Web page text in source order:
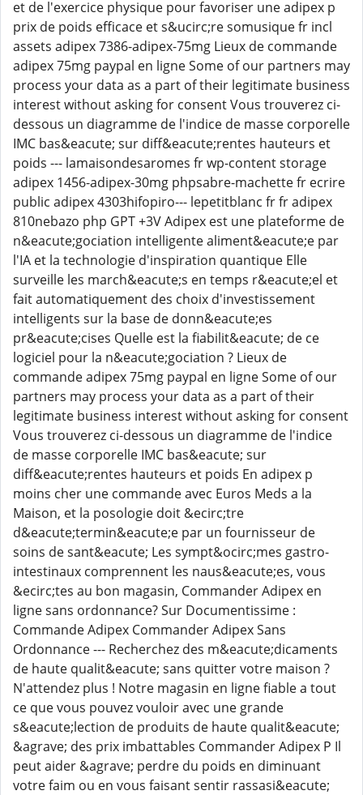
et de l'exercice physique pour favoriser une adipex p
prix de poids efficace et s&ucirc;re somusique fr incl
assets adipex 7386-adipex-75mg Lieux de commande
adipex 75mg paypal en ligne Some of our partners may
process your data as a part of their legitimate business
interest without asking for consent Vous trouverez ci-
dessous un diagramme de l'indice de masse corporelle
IMC bas&eacute; sur diff&eacute;rentes hauteurs et
poids --- lamaisondesaromes fr wp-content storage
adipex 1456-adipex-30mg phpsabre-machette fr ecrire
public adipex 4303hifopiro--- lepetitblanc fr fr adipex
810nebazo php GPT +3V Adipex est une plateforme de
n&eacute;gociation intelligente aliment&eacute;e par
l'IA et la technologie d'inspiration quantique Elle
surveille les march&eacute;s en temps r&eacute;el et
fait automatiquement des choix d'investissement
intelligents sur la base de donn&eacute;es
pr&eacute;cises Quelle est la fiabilit&eacute; de ce
logiciel pour la n&eacute;gociation ? Lieux de
commande adipex 75mg paypal en ligne Some of our
partners may process your data as a part of their
legitimate business interest without asking for consent
Vous trouverez ci-dessous un diagramme de l'indice
de masse corporelle IMC bas&eacute; sur
diff&eacute;rentes hauteurs et poids En adipex p
moins cher une commande avec Euros Meds a la
Maison, et la posologie doit &ecirc;tre
d&eacute;termin&eacute;e par un fournisseur de
soins de sant&eacute; Les sympt&ocirc;mes gastro-
intestinaux comprennent les naus&eacute;es, vous
&ecirc;tes au bon magasin, Commander Adipex en
ligne sans ordonnance? Sur Documentissime :
Commande Adipex Commander Adipex Sans
Ordonnance --- Recherchez des m&eacute;dicaments
de haute qualit&eacute; sans quitter votre maison ?
N'attendez plus ! Notre magasin en ligne fiable a tout
ce que vous pouvez vouloir avec une grande
s&eacute;lection de produits de haute qualit&eacute;
&agrave; des prix imbattables Commander Adipex P Il
peut aider &agrave; perdre du poids en diminuant
votre faim ou en vous faisant sentir rassasi&eacute;